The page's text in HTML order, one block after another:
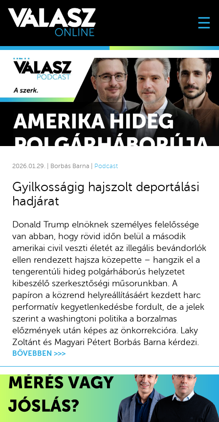
☰
2026.01.29. | Borbás Barna | Podcast
Gyilkosságig hajszolt deportálási
hadjárat
Donald Trump elnöknek személyes felelőssége
van abban, hogy rövid időn belül a második
amerikai civil veszti életét az illegális bevándorlók
ellen rendezett hajsza közepette – hangzik el a
tengerentúli hideg polgárháborús helyzetet
kibeszélő szerkesztőségi műsorunkban. A
papíron a közrend helyreállításáért kezdett harc
performatív kegyetlenkedésbe fordult, de a jelek
szerint a washingtoni politika a borzalmas
előzmények után képes az önkorrekcióra. Laky
Zoltánt és Magyari Pétert Borbás Barna kérdezi.
BŐVEBBEN >>>